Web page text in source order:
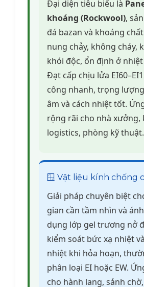
Đại diện tiêu biểu là
khoáng (Rockwool),
đá bazan và khoáng
nung chảy, không cháy,
khói độc, ổn định ở
Đạt cấp chịu lửa
công nhanh, trọng
âm và cách nhiệt tốt.
rộng rãi cho nhà xưởng,
logistics, phòng kỹ thuật.
🪟 Vật liệu kính chống
Giải pháp chuyên biệt
gian cần tầm nhìn và
dụng lớp gel trương nở
kiểm soát bức xạ nhiệt
nhiệt khi hỏa hoạn,
phân loại EI hoặc EW.
cho hành lang, sảnh